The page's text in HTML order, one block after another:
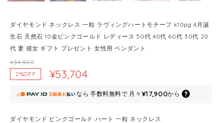
ダイヤモンド ネックレス 一粒 ラヴィングハートモチーフ k10pg 4月誕
生石 天然石 10金ピンクゴールド レディース 50代 40代 60代 30代 20
代 妻 彼女 ギフト プレゼント 女性用 ペンダント
¥54,800
2%OFF
¥53,704
なら 手数料無料で 月々 ¥17,900から
ダイヤモンド ピンクゴールド ハート 一粒 ネックレス